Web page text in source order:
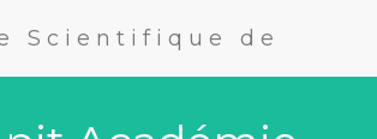
Scientifique de